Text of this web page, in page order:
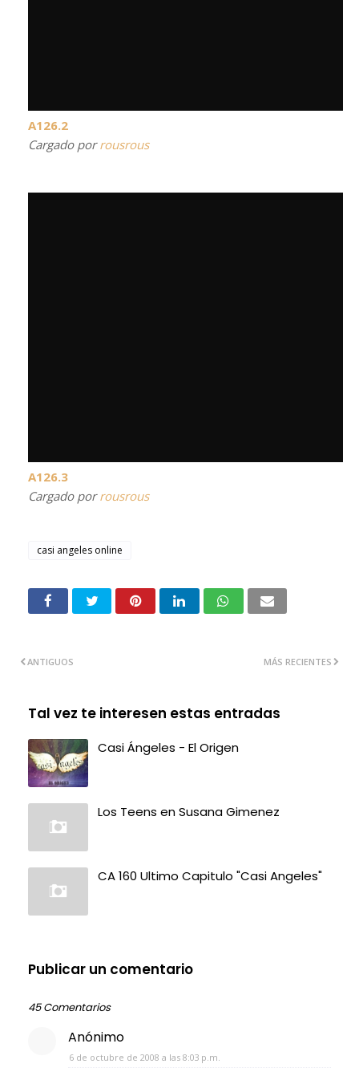
A126.2
Cargado porrousrous
A126.3
Cargado porrousrous
casi angeles online
MÁS RECIENTES
ANTIGUOS
Tal vez te interesen estas entradas
Casi Ángeles - El Origen
Los Teens en Susana Gimenez
CA 160 Ultimo Capitulo "Casi Angeles"
Publicar un comentario
45 Comentarios
Anónimo
6 de octubre de 2008 a las 8:03 p.m.